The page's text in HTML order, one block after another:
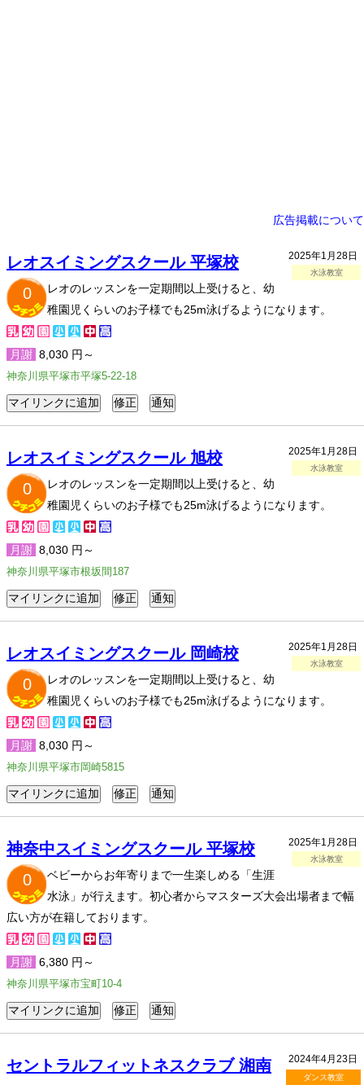
広告掲載について
2025年1月28日
水泳教室
レオスイミングスクール 平塚校
0
レオのレッスンを一定期間以上受けると、幼
稚園児くらいのお子様でも25m泳げるようになります。
月謝 8,030 円～
神奈川県平塚市平塚5-22-18
2025年1月28日
水泳教室
レオスイミングスクール 旭校
0
レオのレッスンを一定期間以上受けると、幼
稚園児くらいのお子様でも25m泳げるようになります。
月謝 8,030 円～
神奈川県平塚市根坂間187
2025年1月28日
水泳教室
レオスイミングスクール 岡崎校
0
レオのレッスンを一定期間以上受けると、幼
稚園児くらいのお子様でも25m泳げるようになります。
月謝 8,030 円～
神奈川県平塚市岡崎5815
2025年1月28日
水泳教室
神奈中スイミングスクール 平塚校
0
ベビーからお年寄りまで一生楽しめる「生涯
水泳」が行えます。初心者からマスターズ大会出場者まで幅
広い方が在籍しております。
月謝 6,380 円～
神奈川県平塚市宝町10-4
2024年4月23日
ダンス教室
セントラルフィットネスクラブ 湘南